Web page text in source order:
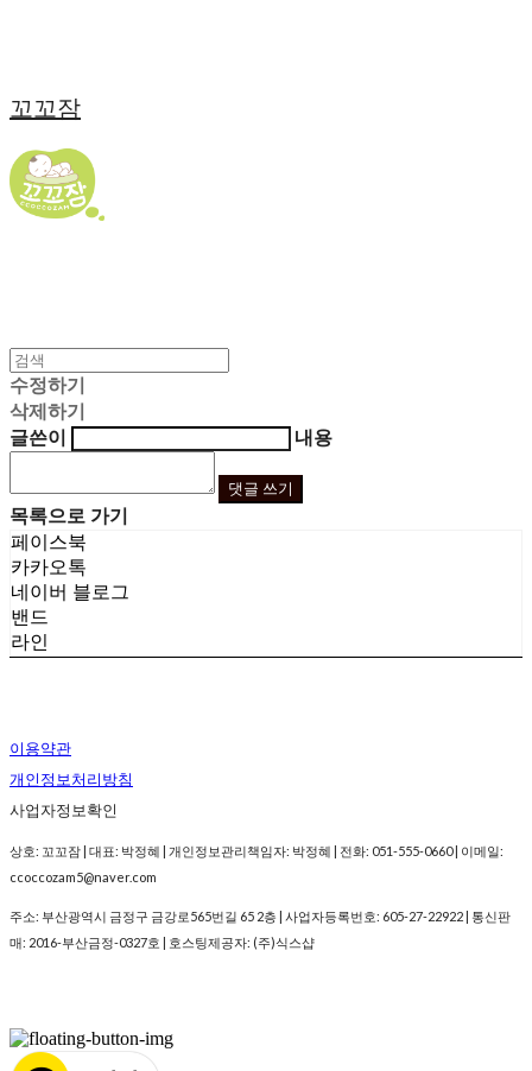
꼬꼬잠
수정하기
삭제하기
글쓴이
내용
댓글 쓰기
목록으로 가기
페이스북
카카오톡
네이버 블로그
밴드
라인
이용약관
개인정보처리방침
사업자정보확인
상호: 꼬꼬잠 | 대표: 박정혜 | 개인정보관리책임자: 박정혜 | 전화: 051-555-0660 | 이메일:
ccoccozam5@naver.com
주소: 부산광역시 금정구 금강로565번길 65 2층 | 사업자등록번호: 605-27-22922 | 통신판
매: 2016-부산금정-0327호 | 호스팅제공자: (주)식스샵